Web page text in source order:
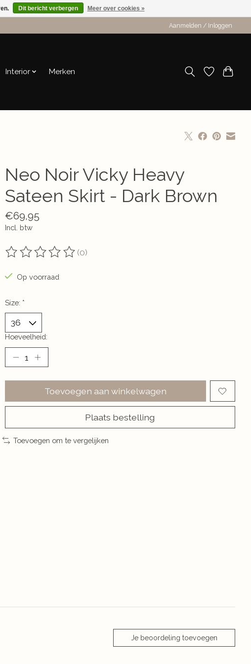
Aanmelden / Inloggen
Interior Merken
Neo Noir Vicky Heavy
Sateen Skirt - Dark Brown
€69,95
Incl. btw
De beoordeling van dit product is
(0)
Op voorraad
Size: *
Hoeveelheid:
Toevoegen aan winkelwagen
Plaats bestelling
Toevoegen om te vergelijken
Je beoordeling toevoegen
Dit bericht verbergen Meer over cookies »